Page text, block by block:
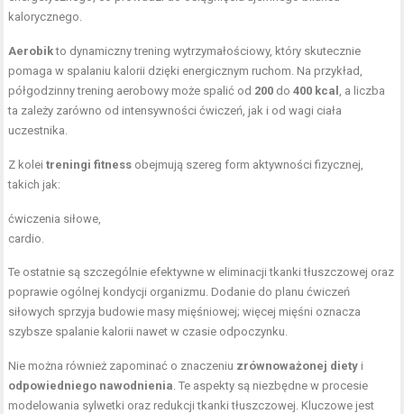
kalorycznego.
Aerobikto dynamiczny trening wytrzymałościowy, który skutecznie
pomaga w spalaniu kalorii dzięki energicznym ruchom. Na przykład,
półgodzinny trening aerobowy może spalić od 200 do400 kcal , a liczba
ta zależy zarówno od intensywności ćwiczeń, jak i od wagi ciała
uczestnika.
Z koleitreningi fitness obejmują szereg form aktywności fizycznej,
takich jak:
ćwiczenia siłowe,
cardio.
Te ostatnie są szczególnie efektywne w eliminacji tkanki tłuszczowej oraz
poprawie ogólnej kondycji organizmu. Dodanie do planu ćwiczeń
siłowych sprzyja budowie masy mięśniowej; więcej mięśni oznacza
szybsze spalanie kalorii nawet w czasie odpoczynku.
Nie można również zapominać o znaczeniu zrównoważonej diety i
odpowiedniego nawodnienia. Te aspekty są niezbędne w procesie
modelowania sylwetki oraz redukcji tkanki tłuszczowej. Kluczowe jest